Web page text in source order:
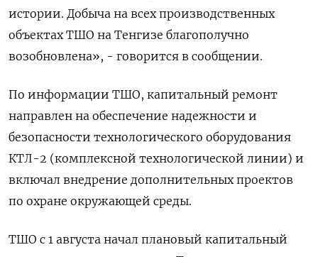
истории. Добыча на всех производственных
объектах ТШО на Тенгизе благополучно
возобновлена», - говорится в сообщении.
По информации ТШО, капитальный ремонт
направлен на обеспечение надежности и
безопасности технологического оборудования
КТЛ-2 (комплексной технологической линии) и
включал внедрение дополнительных проектов
по охране окружающей среды.
ТШО с 1 августа начал плановый капитальный